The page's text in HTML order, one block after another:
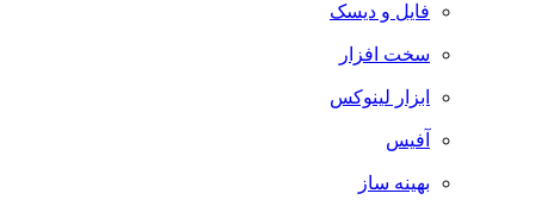
فایل و دیسک
سخت افزار
ابزار لینوکس
آفیس
بهینه ساز